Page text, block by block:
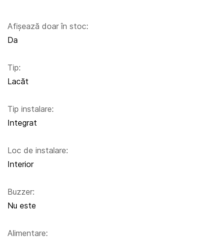
Afișează doar în stoc:
Da
Tip:
Lacăt
Tip instalare:
Integrat
Loc de instalare:
Interior
Buzzer:
Nu este
Alimentare: